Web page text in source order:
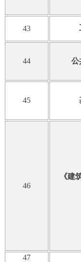
43
44 公
45
46
《建
47